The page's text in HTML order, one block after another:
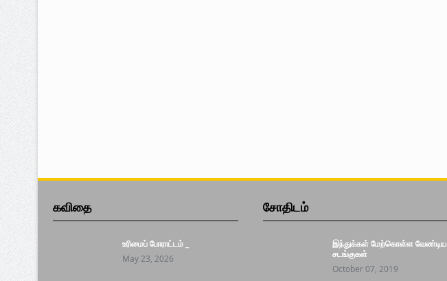
கவிதை
உரிமைப் போராட்டம் _
May 23, 2026
சோதிடம்
இந்துக்கள் மேற்கொள்ள வேண்டிய
சடங்குகள்
October 07, 2019